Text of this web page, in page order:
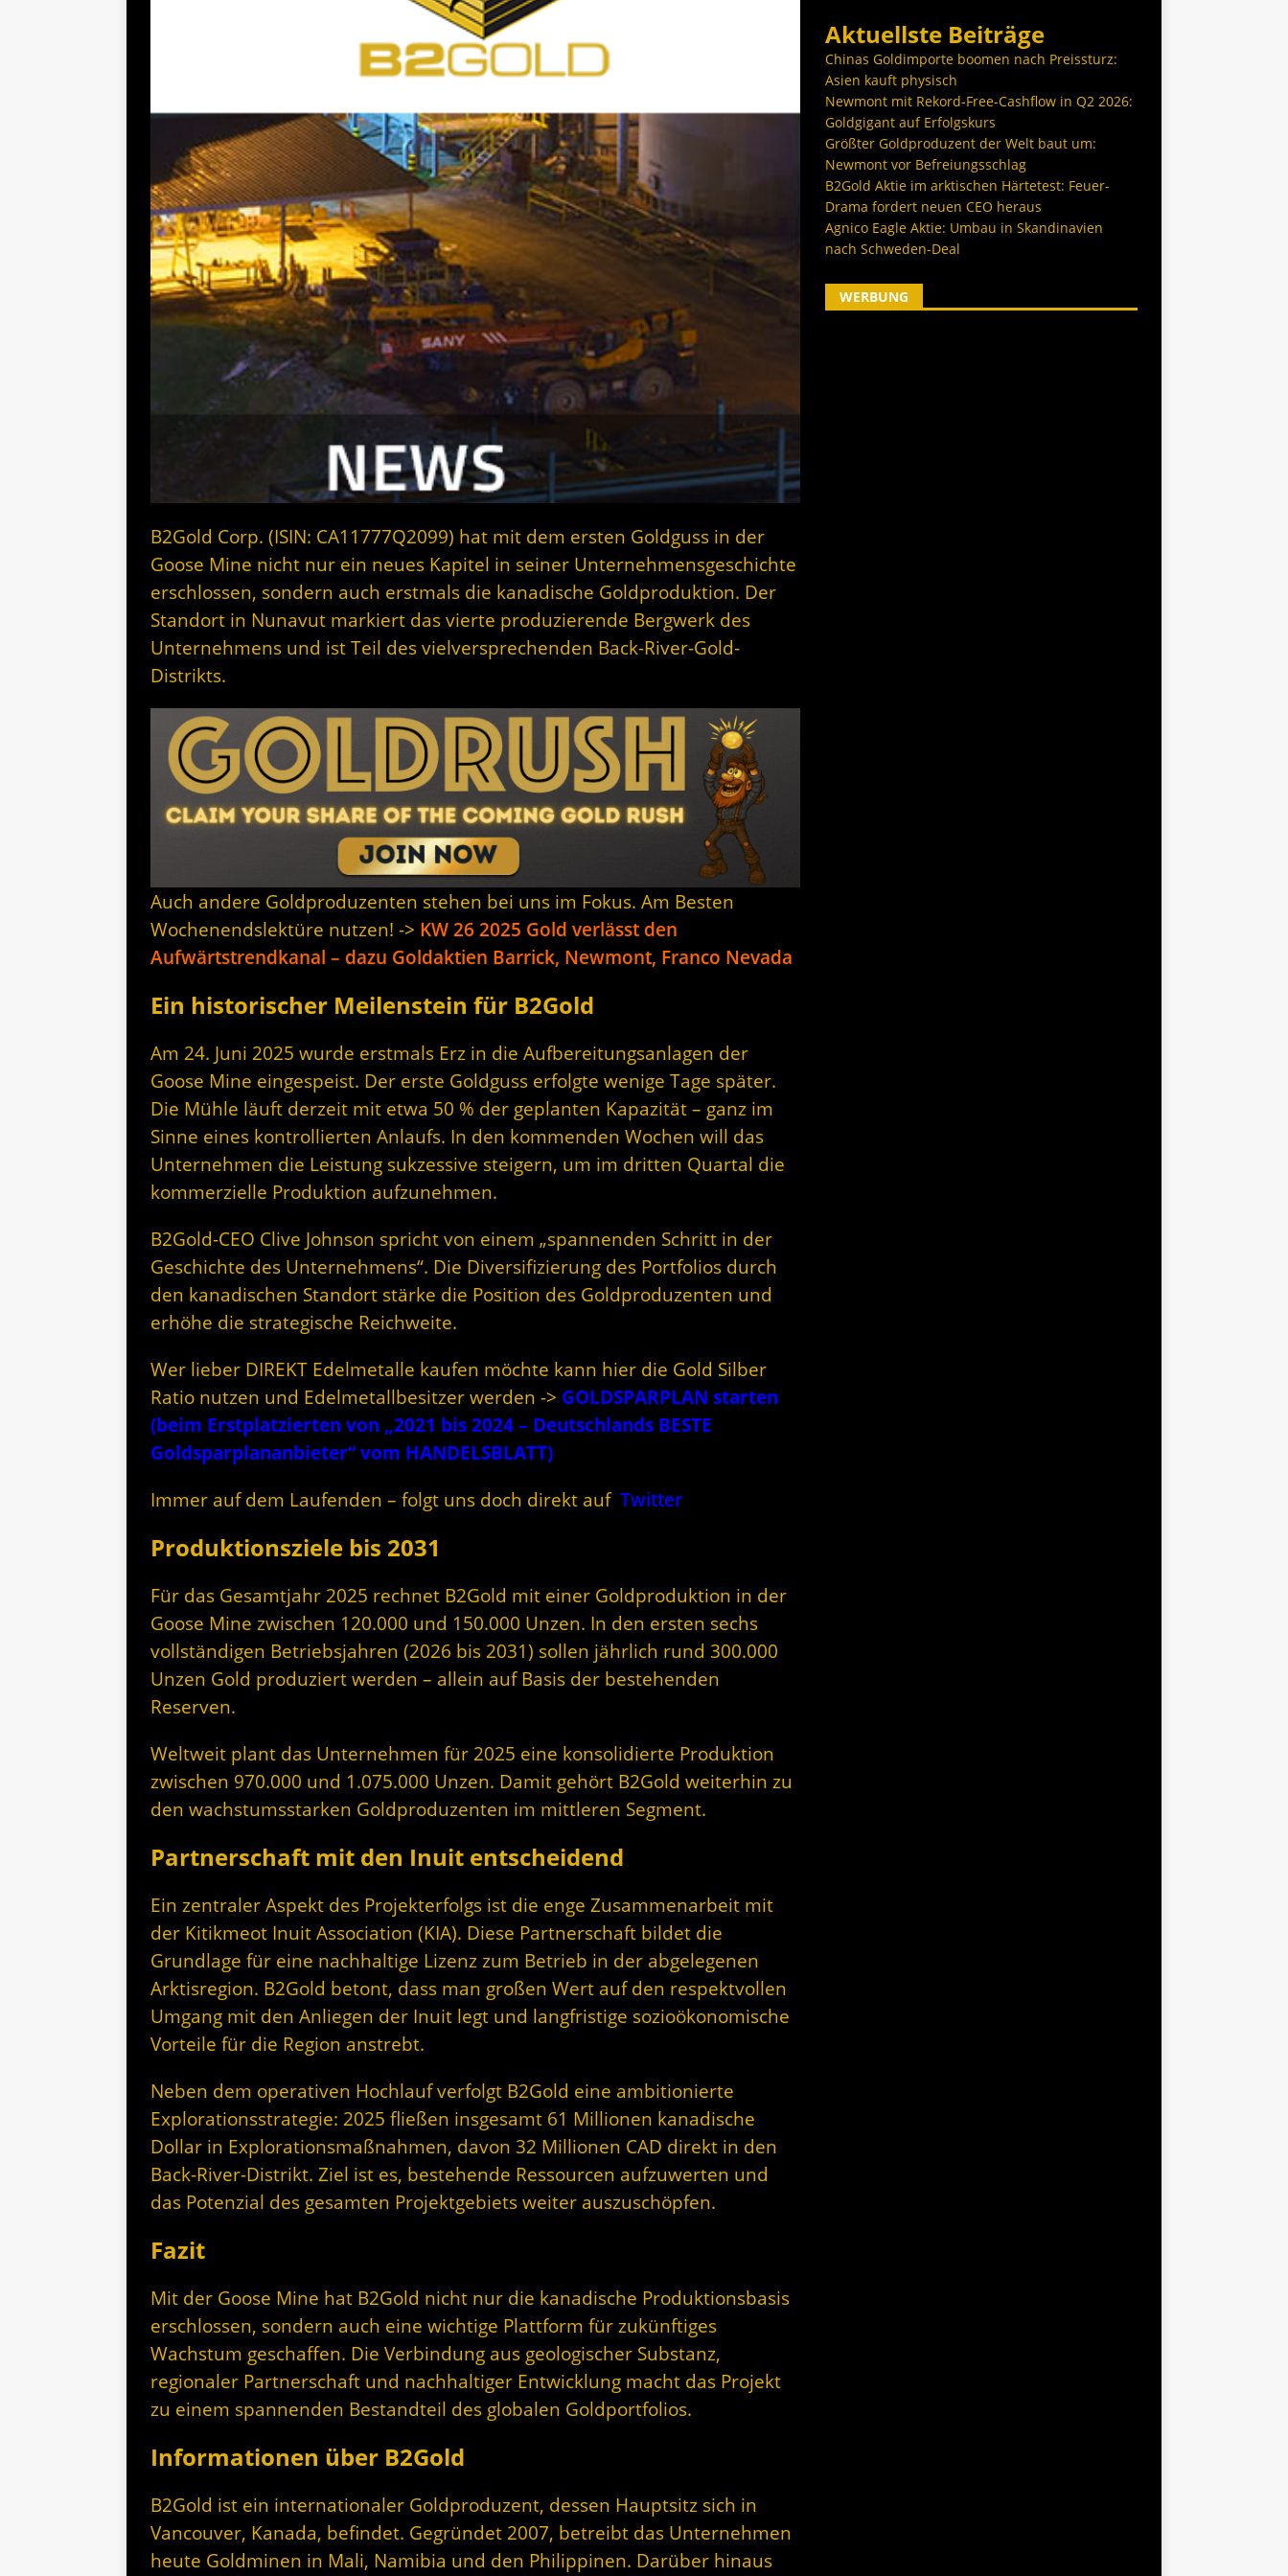
B2Gold Corp. (ISIN: CA11777Q2099) hat mit dem ersten Goldguss in der
Goose Mine nicht nur ein neues Kapitel in seiner Unternehmensgeschichte
erschlossen, sondern auch erstmals die kanadische Goldproduktion. Der
Standort in Nunavut markiert das vierte produzierende Bergwerk des
Unternehmens und ist Teil des vielversprechenden Back-River-Gold-
Distrikts.
Auch andere Goldproduzenten stehen bei uns im Fokus. Am Besten
Wochenendslektüre nutzen! -> KW 26 2025 Gold verlässt den
Aufwärtstrendkanal – dazu Goldaktien Barrick, Newmont, Franco Nevada
Ein historischer Meilenstein für B2Gold
Am 24. Juni 2025 wurde erstmals Erz in die Aufbereitungsanlagen der
Goose Mine eingespeist. Der erste Goldguss erfolgte wenige Tage später.
Die Mühle läuft derzeit mit etwa 50 % der geplanten Kapazität – ganz im
Sinne eines kontrollierten Anlaufs. In den kommenden Wochen will das
Unternehmen die Leistung sukzessive steigern, um im dritten Quartal die
kommerzielle Produktion aufzunehmen.
B2Gold-CEO Clive Johnson spricht von einem „spannenden Schritt in der
Geschichte des Unternehmens“. Die Diversifizierung des Portfolios durch
den kanadischen Standort stärke die Position des Goldproduzenten und
erhöhe die strategische Reichweite.
Wer lieber DIREKT Edelmetalle kaufen möchte kann hier die Gold Silber
Ratio nutzen und Edelmetallbesitzer werden -> GOLDSPARPLAN starten
(beim Erstplatzierten von „2021 bis 2024 – Deutschlands BESTE
Goldsparplananbieter“ vom HANDELSBLATT)
Immer auf dem Laufenden – folgt uns doch direkt auf Twitter
Produktionsziele bis 2031
Für das Gesamtjahr 2025 rechnet B2Gold mit einer Goldproduktion in der
Goose Mine zwischen 120.000 und 150.000 Unzen. In den ersten sechs
vollständigen Betriebsjahren (2026 bis 2031) sollen jährlich rund 300.000
Unzen Gold produziert werden – allein auf Basis der bestehenden
Reserven.
Weltweit plant das Unternehmen für 2025 eine konsolidierte Produktion
zwischen 970.000 und 1.075.000 Unzen. Damit gehört B2Gold weiterhin zu
den wachstumsstarken Goldproduzenten im mittleren Segment.
Partnerschaft mit den Inuit entscheidend
Ein zentraler Aspekt des Projekterfolgs ist die enge Zusammenarbeit mit
der Kitikmeot Inuit Association (KIA). Diese Partnerschaft bildet die
Grundlage für eine nachhaltige Lizenz zum Betrieb in der abgelegenen
Arktisregion. B2Gold betont, dass man großen Wert auf den respektvollen
Umgang mit den Anliegen der Inuit legt und langfristige sozioökonomische
Vorteile für die Region anstrebt.
Neben dem operativen Hochlauf verfolgt B2Gold eine ambitionierte
Explorationsstrategie: 2025 fließen insgesamt 61 Millionen kanadische
Dollar in Explorationsmaßnahmen, davon 32 Millionen CAD direkt in den
Back-River-Distrikt. Ziel ist es, bestehende Ressourcen aufzuwerten und
das Potenzial des gesamten Projektgebiets weiter auszuschöpfen.
Fazit
Mit der Goose Mine hat B2Gold nicht nur die kanadische Produktionsbasis
erschlossen, sondern auch eine wichtige Plattform für zukünftiges
Wachstum geschaffen. Die Verbindung aus geologischer Substanz,
regionaler Partnerschaft und nachhaltiger Entwicklung macht das Projekt
zu einem spannenden Bestandteil des globalen Goldportfolios.
Informationen über B2Gold
B2Gold ist ein internationaler Goldproduzent, dessen Hauptsitz sich in
Vancouver, Kanada, befindet. Gegründet 2007, betreibt das Unternehmen
heute Goldminen in Mali, Namibia und den Philippinen. Darüber hinaus
Aktuellste Beiträge
Chinas Goldimporte boomen nach Preissturz:
Asien kauft physisch
Newmont mit Rekord-Free-Cashflow in Q2 2026:
Goldgigant auf Erfolgskurs
Größter Goldproduzent der Welt baut um:
Newmont vor Befreiungsschlag
B2Gold Aktie im arktischen Härtetest: Feuer-
Drama fordert neuen CEO heraus
Agnico Eagle Aktie: Umbau in Skandinavien
nach Schweden-Deal
WERBUNG